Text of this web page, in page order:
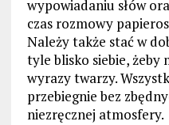
wypowiadaniu słów
czas rozmowy
Należy także stać w
tyle blisko siebie, żeby
wyrazy twarzy.
przebiegnie bez
niezręcznej atmosfery.